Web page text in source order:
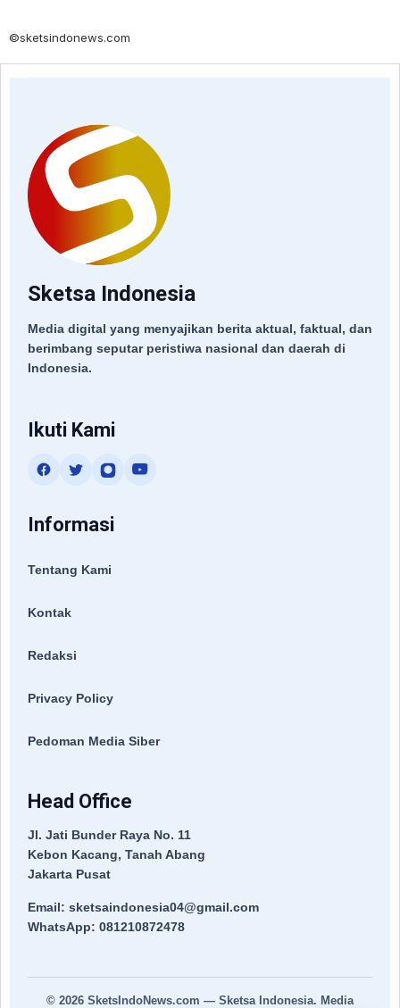
©sketsindonews.com
Sketsa Indonesia
Media digital yang menyajikan berita aktual, faktual, dan
berimbang seputar peristiwa nasional dan daerah di
Indonesia.
Ikuti Kami
Informasi
Tentang Kami
Kontak
Redaksi
Privacy Policy
Pedoman Media Siber
Head Office
Jl. Jati Bunder Raya No. 11
Kebon Kacang, Tanah Abang
Jakarta Pusat
Email: sketsaindonesia04@gmail.com
WhatsApp: 081210872478
© 2026 SketsIndoNews.com — Sketsa Indonesia. Media